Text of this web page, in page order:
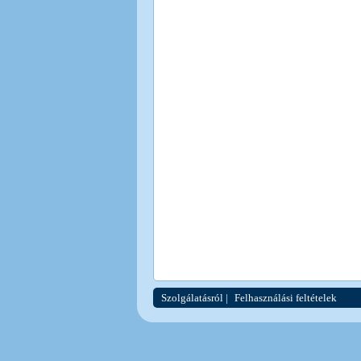
Szolgálatásról | Felhasználási feltételek